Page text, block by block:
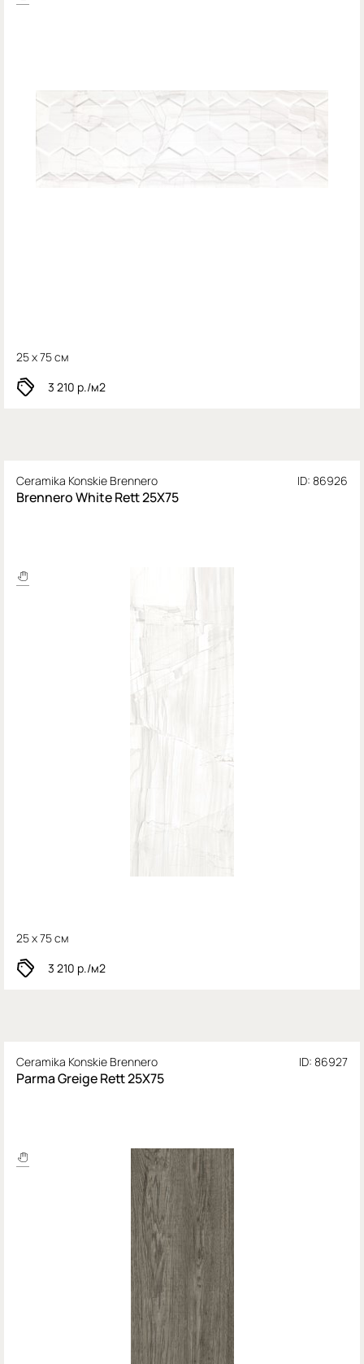
25 x 75 см
3 210 р./м2
Ceramika Konskie Brennero ID: 86926
Brennero White Rett 25X75
25 x 75 см
3 210 р./м2
Ceramika Konskie Brennero ID: 86927
Parma Greige Rett 25X75